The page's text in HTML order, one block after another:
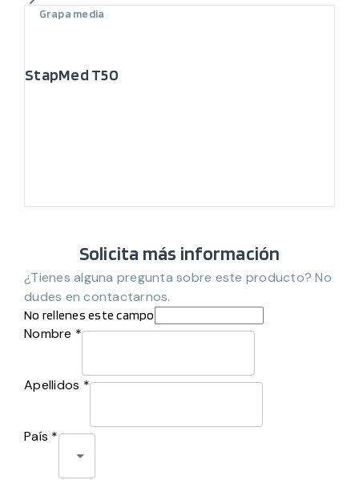
Grapa media
StapMed T50
Solicita más información
¿Tienes alguna pregunta sobre este producto? No
dudes en contactarnos.
No rellenes este campo
Nombre *
Apellidos *
País *